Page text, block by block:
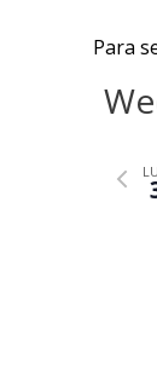
Para